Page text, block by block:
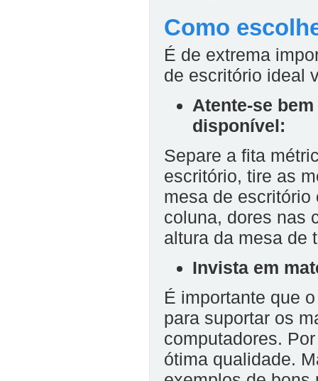
Como
É de extrema
de escritório ideal
Atente-se
disponível:
Separe a fita
escritório, tire as
mesa de escritório
coluna, dores nas
altura da mesa de
Invista em
É importante que
para suportar os
computadores.
ótima qualidade.